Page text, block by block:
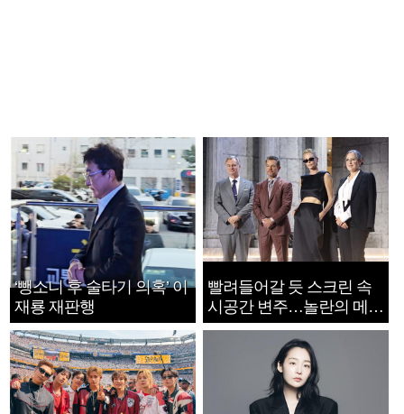
‘뺑소니 후 술타기 의혹’ 이
재룡 재판행
빨려들어갈 듯 스크린 속
시공간 변주…놀란의 메시
지는 ‘전쟁 속죄’